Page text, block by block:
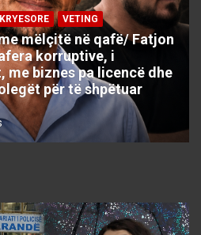
KRYESORE VETING
mëlçitë në qafë/ Fatjon
korruptive, i
me biznes pa licencë dhe
për të shpëtuar